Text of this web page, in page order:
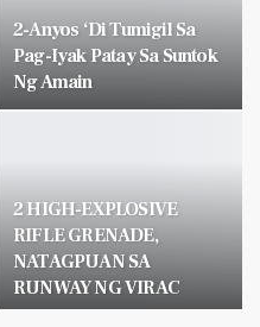
2-Anyos ‘di Tumigil Sa
Pag-Iyak Patay Sa Suntok
Ng Amain
2 HIGH-EXPLOSIVE
RIFLE GRENADE,
NATAGPUAN SA
RUNWAY NG VIRAC
AIRPORT